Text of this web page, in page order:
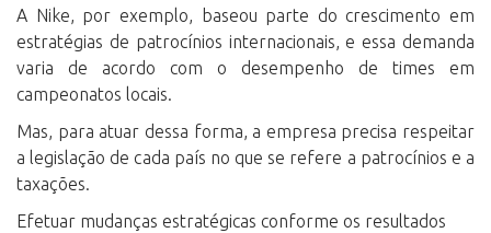
A Nike, por exemplo, baseou parte do crescimento em
estratégias de patrocínios internacionais, e essa demanda
varia de acordo com o desempenho de times em
campeonatos locais.
Mas, para atuar dessa forma, a empresa precisa respeitar
a legislação de cada país no que se refere a patrocínios e a
taxações.
Efetuar mudanças estratégicas conforme os resultados